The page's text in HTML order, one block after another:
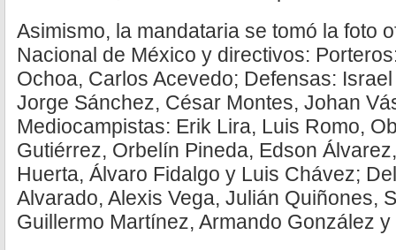
Asimismo, la mandataria se tomó la foto
Nacional de México y directivos:
Ochoa, Carlos Acevedo; Defensas:
Jorge Sánchez, César Montes, Johan
Mediocampistas: Erik Lira, Luis Romo,
Gutiérrez, Orbelín Pineda, Edson
Huerta, Álvaro Fidalgo y Luis Chávez;
Alvarado, Alexis Vega, Julián Quiñones,
Guillermo Martínez, Armando González